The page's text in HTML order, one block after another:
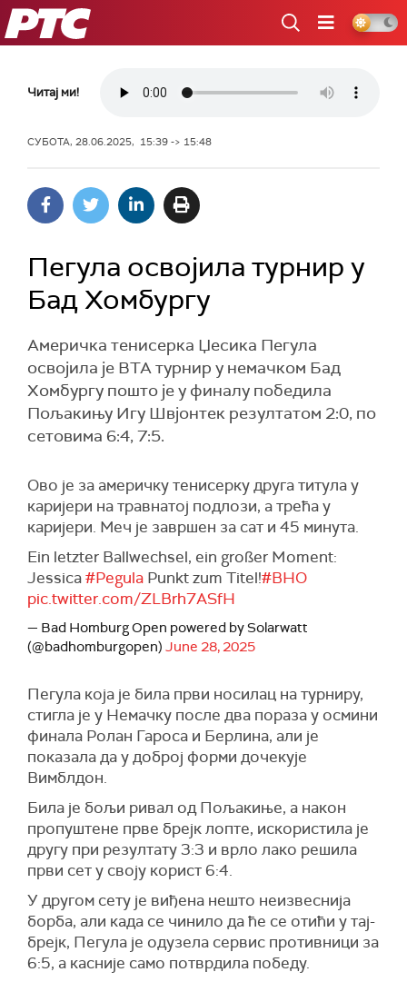
РТС
Читај ми!
СУБОТА, 28.06.2025, 15:39 -> 15:48
Пегула освојила турнир у
Бад Хомбургу
Америчка тенисерка Џесика Пегула
освојила је ВТА турнир у немачком Бад
Хомбургу пошто је у финалу победила
Пољакињу Игу Швјонтек резултатом 2:0, по
сетовима 6:4, 7:5.
Ово је за америчку тенисерку друга титула у
каријери на травнатој подлози, а трећа у
каријери. Меч је завршен за сат и 45 минута.
Ein letzter Ballwechsel, ein großer Moment:
Jessica#Pegula Punkt zum Titel!#BHO
pic.twitter.com/ZLBrh7ASfH
— Bad Homburg Open powered by Solarwatt
(@badhomburgopen) June 28, 2025
Пегула која је била први носилац на турниру,
стигла је у Немачку после два пораза у осмини
финала Ролан Гароса и Берлина, али је
показала да у доброј форми дочекује
Вимблдон.
Била је бољи ривал од Пољакиње, а након
пропуштене прве брејк лопте, искористила је
другу при резултату 3:3 и врло лако решила
први сет у своју корист 6:4.
У другом сету је виђена нешто неизвеснија
борба, али када се чинило да ће се отићи у тај-
брејк, Пегула је одузела сервис противници за
6:5, а касније само потврдила победу.